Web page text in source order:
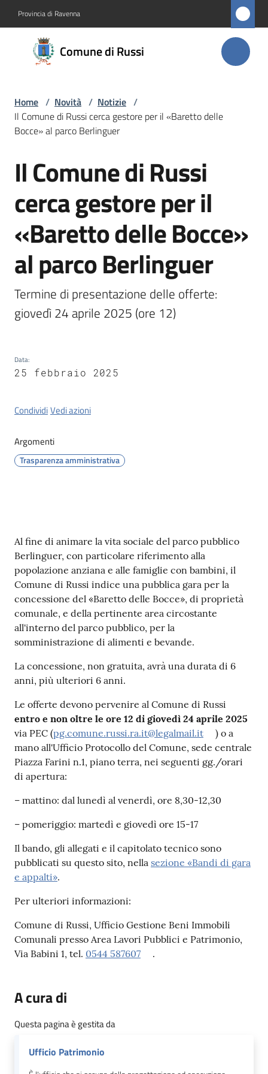
Provincia di Ravenna
Comune di Russi
Comune
di Russi
Amministrazione
Servizi
Vivere
Russi
Orari
uffici
Tutti
argomenti
Seguici
Home / Novità / Notizie /
Il Comune di Russi cerca gestore per il «Baretto delle
Bocce» al parco Berlinguer
Salta al contenuto
Il Comune di Russi
cerca gestore per il
«Baretto delle Bocce»
al parco Berlinguer
Termine di presentazione delle offerte:
giovedì 24 aprile 2025 (ore 12)
Data:
25 febbraio 2025
CondividiVedi azioni
Argomenti
Trasparenza amministrativa
Contenuto
Al fine di animare la vita sociale del parco pubblico
Berlinguer, con particolare riferimento alla
popolazione anziana e alle famiglie con bambini, il
Comune di Russi indice una pubblica gara per la
concessione del «Baretto delle Bocce», di proprietà
comunale, e della pertinente area circostante
all'interno del parco pubblico, per la
somministrazione di alimenti e bevande.
La concessione, non gratuita, avrà una durata di 6
anni, più ulteriori 6 anni.
Le offerte devono pervenire al Comune di Russi
entro e non oltre le ore 12 di giovedì 24 aprile 2025
via PEC (pg.comune.russi.ra.it@legalmail.it
) o a
mano all'Ufficio Protocollo del Comune, sede centrale
Piazza Farini n.1, piano terra, nei seguenti gg./orari
di apertura:
– mattino: dal lunedì al venerdì, ore 8,30-12,30
– pomeriggio: martedì e giovedì ore 15-17
Il bando, gli allegati e il capitolato tecnico sono
pubblicati su questo sito, nella sezione «Bandi di gara
e appalti».
Per ulteriori informazioni:
Comune di Russi, Ufficio Gestione Beni Immobili
Comunali presso Area Lavori Pubblici e Patrimonio,
Via Babini 1, tel. 0544 587607 .
A cura di
Questa pagina è gestita da
Ufficio Patrimonio